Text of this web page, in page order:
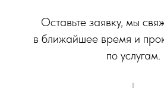
Оставьте заявку, мы
в ближайшее время и
по услугам.